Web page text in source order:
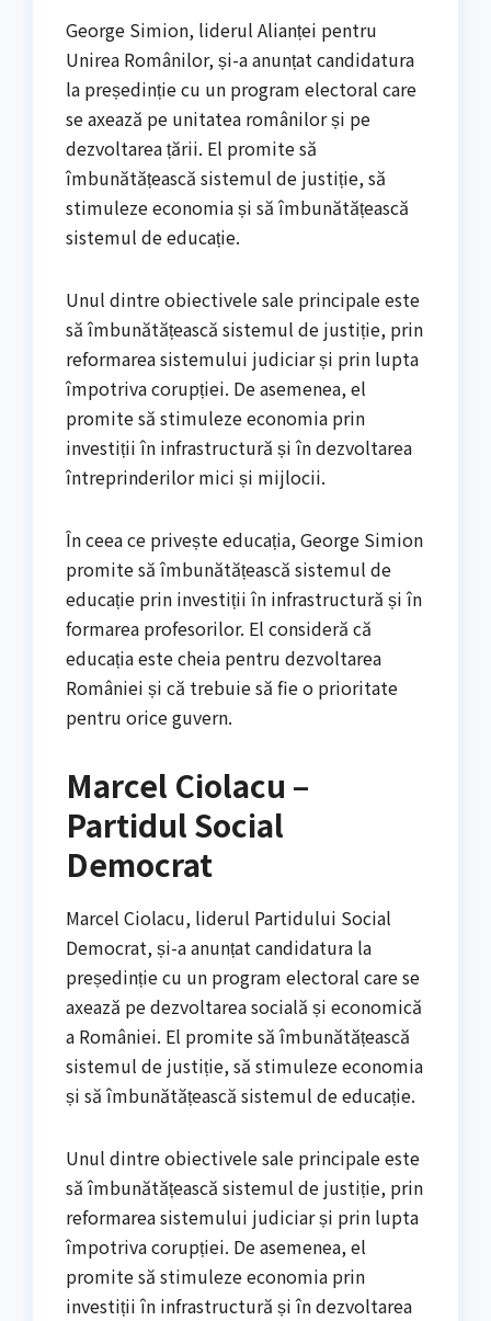
George Simion, liderul Alianței pentru
Unirea Românilor, și-a anunțat candidatura
la președinție cu un program electoral care
se axează pe unitatea românilor și pe
dezvoltarea țării. El promite să
îmbunătățească sistemul de justiție, să
stimuleze economia și să îmbunătățească
sistemul de educație.
Unul dintre obiectivele sale principale este
să îmbunătățească sistemul de justiție, prin
reformarea sistemului judiciar și prin lupta
împotriva corupției. De asemenea, el
promite să stimuleze economia prin
investiții în infrastructură și în dezvoltarea
întreprinderilor mici și mijlocii.
În ceea ce privește educația, George Simion
promite să îmbunătățească sistemul de
educație prin investiții în infrastructură și în
formarea profesorilor. El consideră că
educația este cheia pentru dezvoltarea
României și că trebuie să fie o prioritate
pentru orice guvern.
Marcel Ciolacu –
Partidul Social
Democrat
Marcel Ciolacu, liderul Partidului Social
Democrat, și-a anunțat candidatura la
președinție cu un program electoral care se
axează pe dezvoltarea socială și economică
a României. El promite să îmbunătățească
sistemul de justiție, să stimuleze economia
și să îmbunătățească sistemul de educație.
Unul dintre obiectivele sale principale este
să îmbunătățească sistemul de justiție, prin
reformarea sistemului judiciar și prin lupta
împotriva corupției. De asemenea, el
promite să stimuleze economia prin
investiții în infrastructură și în dezvoltarea